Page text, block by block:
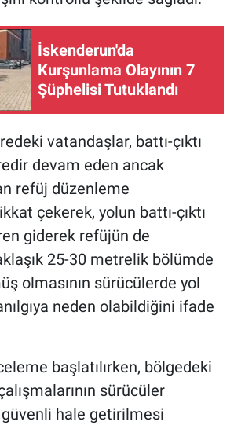
İskenderun'da
Kurşunlama Olayının 7
Şüphelisi Tutuklandı
vatandaşlar, battı-çıktı
devam eden ancak
refüj düzenleme
çekerek, yolun battı-çıktı
giderek refüjün de
25-30 metrelik bölümde
olmasının sürücülerde yol
neden olabildiğini ifade
başlatılırken, bölgedeki
sürücüler
güvenli hale getirilmesi